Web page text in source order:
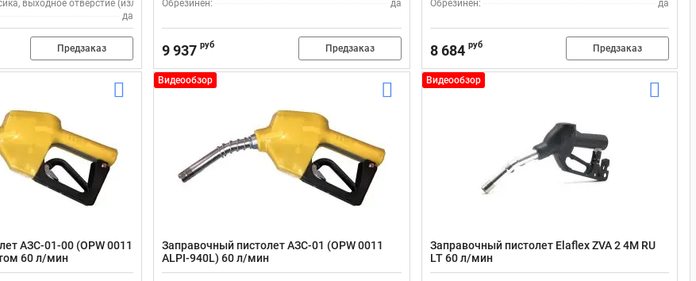
выходное отверстие (излив), мм: 19
да
Предзаказ
Обрезинен:
да
9 937 руб Предзаказ
Обрезинен:
да
8 684 руб Предзаказ
АЗС-01-00 (OPW 0011
60 л/мин
Видеообзор
Заправочный пистолет АЗС-01 (OPW 0011
ALPI-940L) 60 л/мин
Видеообзор
Заправочный пистолет Elaflex ZVA 2 4M RU
LT 60 л/мин